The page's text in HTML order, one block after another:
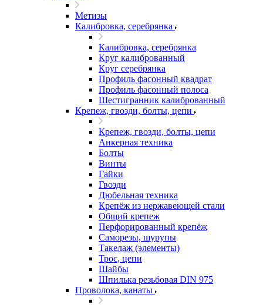
Метизы
Калибровка, серебрянка
Калибровка, серебрянка
Круг калиброванный
Круг серебрянка
Профиль фасонный квадрат
Профиль фасонный полоса
Шестигранник калиброванный
Крепеж, гвозди, болты, цепи
Крепеж, гвозди, болты, цепи
Анкерная техника
Болты
Винты
Гайки
Гвозди
Дюбельная техника
Крепёж из нержавеющей стали
Общий крепеж
Перфорированный крепёж
Саморезы, шурупы
Такелаж (элементы)
Трос, цепи
Шайбы
Шпилька резьбовая DIN 975
Проволока, канаты